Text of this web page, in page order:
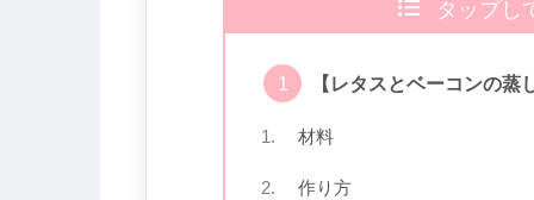
タップし
【レタスとベーコンの
材料
作り方